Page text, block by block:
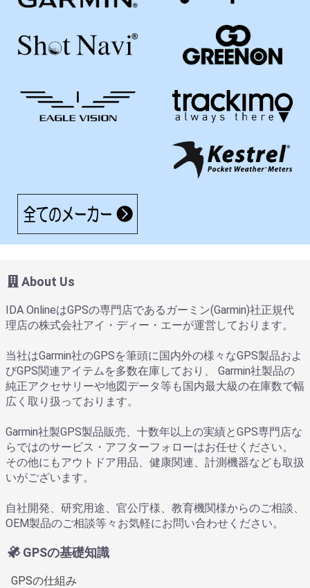
About Us
IDA OnlineはGPSの専門店であるガーミン(Garmin)社正規代
理店の株式会社アイ・ディー・エーが運営しております。
当社はGarmin社のGPSを筆頭に国内外の様々なGPS製品およ
びGPS関連アイテムを多数在庫しており、 Garmin社製品の
純正アクセサリーや地図データ等も国内最大級の在庫数で幅
広く取り扱っております。
Garmin社製GPS製品販売、十数年以上の実績とGPS専門店な
らではのサービス・アフターフォローはお任せください。
その他にもアウトドア用品、健康関連、計測機器なども取扱
いがございます。
自社開発、研究用途、官公庁様、教育機関様からのご相談、
OEM製品のご相談等々お気軽にお問い合わせください。
GPSの基礎知識
GPSの仕組み